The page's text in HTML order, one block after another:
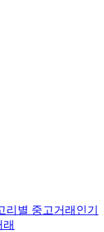
리별 중고거래 인기